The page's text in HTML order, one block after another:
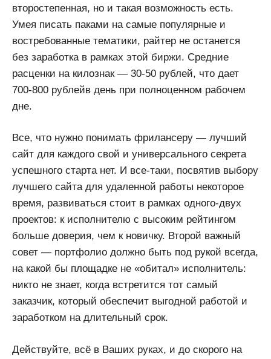
второстепенная, но и такая возможность есть.
Умея писать паками на самые популярные и
востребованные тематики, райтер не останется
без заработка в рамках этой биржи. Средние
расценки на килознак — 30-50 рублей, что дает
700-800 рублейв день при полноценном рабочем
дне.
Все, что нужно понимать фрилансеру — лучший
сайт для каждого свой и универсального секрета
успешного старта нет. И все-таки, посвятив выбору
лучшего сайта для удаленной работы некоторое
время, развиваться стоит в рамках одного-двух
проектов: к исполнителю с высоким рейтингом
больше доверия, чем к новичку. Второй важный
совет — портфолио должно быть под рукой всегда,
на какой бы площадке не «обитал» исполнитель:
никто не знает, когда встретится тот самый
заказчик, который обеспечит выгодной работой и
заработком на длительный срок.
Действуйте, всё в Ваших руках, и до скорого на